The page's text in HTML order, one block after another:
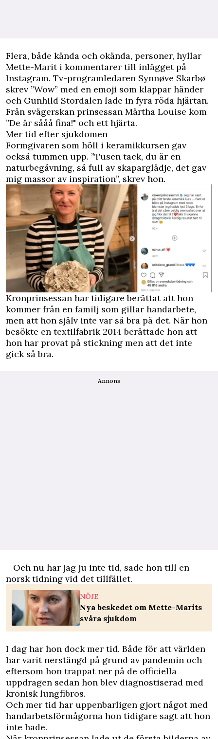
Flera, både kända och okända, personer, hyllar
Mette-Marit i kommentarer till inlägget på
Instagram. Tv-programledaren Synnøve Skarbø
skrev ”Wow” med en emoji som klappar händer
och Gunhild Stordalen lade in fyra röda hjärtan.
Från svägerskan prinsessan Märtha Louise kom
”De är sååå fina!" och ett hjärta.
Mer tid efter sjukdomen
Formgivaren som höll i keramikkursen gav
också tummen upp. ”Tusen tack, du är en
naturbegåvning, så full av skaparglädje, det gav
mig massor av inspiration”, skrev hon.
Kronprinsessan har tidigare berättat att hon
kommer från en familj som gillar handarbete,
men att hon själv inte var så bra på det. När hon
besökte en textilfabrik 2014 berättade hon att
hon har provat på stickning men att det inte
gick så bra.
Annons
– Och nu har jag ju inte tid, sade hon till en
norsk tidning vid det tillfället.
NÖJE
Nya beskedet om Mette-Marits
svåra sjukdom
I dag har hon dock mer tid. Både för att världen
har varit nerstängd på grund av pandemin och
eftersom hon trappat ner på de officiella
uppdragen sedan hon blev diagnostiserad med
kronisk lungfibros.
Och mer tid har uppenbarligen gjort något med
handarbetsförmågorna hon tidigare sagt att hon
inte hade.